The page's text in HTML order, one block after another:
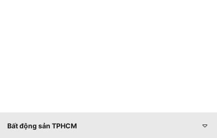
Bất động sản TPHCM